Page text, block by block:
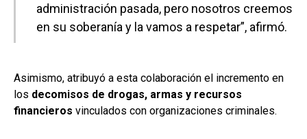
administración pasada, pero nosotros creemos
en su soberanía y la vamos a respetar”, afirmó.
Asimismo, atribuyó a esta colaboración el incremento en
los decomisos de drogas, armas y recursos
financieros vinculados con organizaciones criminales.